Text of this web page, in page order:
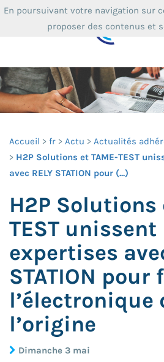
Accueil fr Actu
Actualités
H2P Solutions et TAME-TEST
avec RELY STATION pour (...)
H2P Solutions
TEST
expertises
STATION
l’électronique
l’origine
Dimanche 3 mai
En poursuivant votre navigation sur
proposer des contenus et